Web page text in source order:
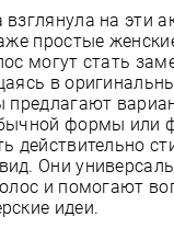
на эти
простые
могут стать
в
предлагают
формы или
действительно
Они
и помогают
идеи.